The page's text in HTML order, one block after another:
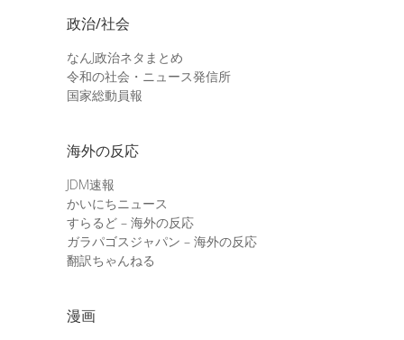
政治/社会
なんJ政治ネタまとめ
令和の社会・ニュース発信所
国家総動員報
海外の反応
JDM速報
かいにちニュース
すらるど – 海外の反応
ガラパゴスジャパン – 海外の反応
翻訳ちゃんねる
漫画